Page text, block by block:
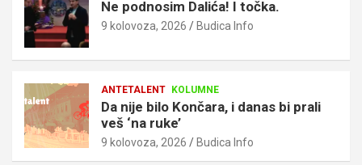
Ne podnosim Dalića! I točka.
9 kolovoza, 2026 Budica Info
ANTETALENT KOLUMNE
Da nije bilo Končara, i danas bi prali
veš ‘na ruke’
9 kolovoza, 2026 Budica Info